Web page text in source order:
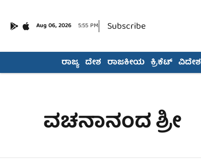
Aug 06, 2026 5:55 PM Subscribe
ರಾಜ್ಯ ದೇಶ ರಾಜಕೀಯ ಕ್ರಿಕೆಟ್ ವಿದೇಶ
ವಚನಾನಂದ ಶ್ರೀ